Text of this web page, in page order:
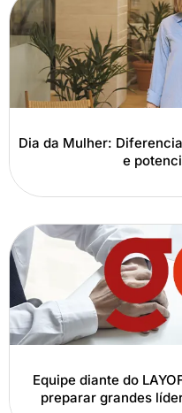
Dia da Mulher:
e
Equipe diante do
preparar grandes